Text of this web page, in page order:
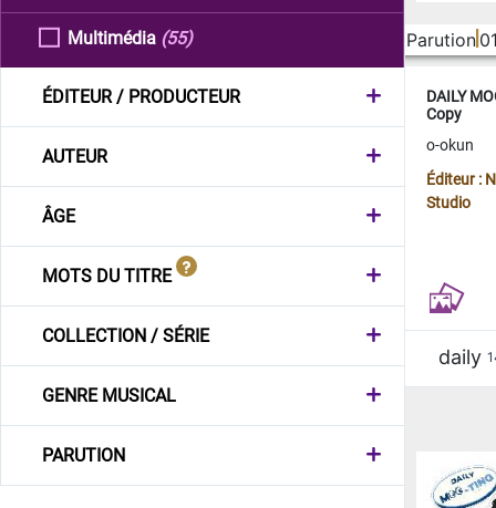
Multimédia (55)
ÉDITEUR / PRODUCTEUR
AUTEUR
ÂGE
MOTS DU TITRE
COLLECTION / SÉRIE
GENRE MUSICAL
PARUTION
Parution
DAILY
Copy
o-okun
Éditeur :
Studio
daily